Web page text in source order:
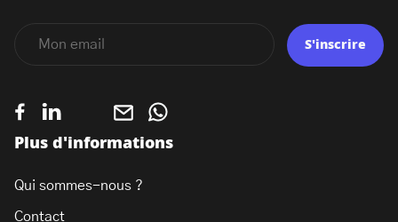
Plus d'informations
Qui sommes-nous ?
Contact
S'inscrire